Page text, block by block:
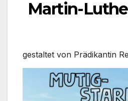
Martin-
gestal­tet von Prä­di­kan­tin